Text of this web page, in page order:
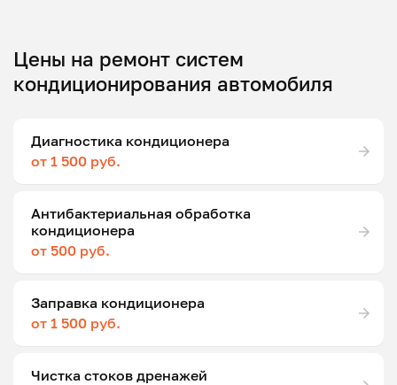
Цены на ремонт систем
кондиционирования автомобиля
Диагностика кондиционера
от 1 500 руб.
Антибактериальная обработка
кондиционера
от 500 руб.
Заправка кондиционера
от 1 500 руб.
Чистка стоков дренажей